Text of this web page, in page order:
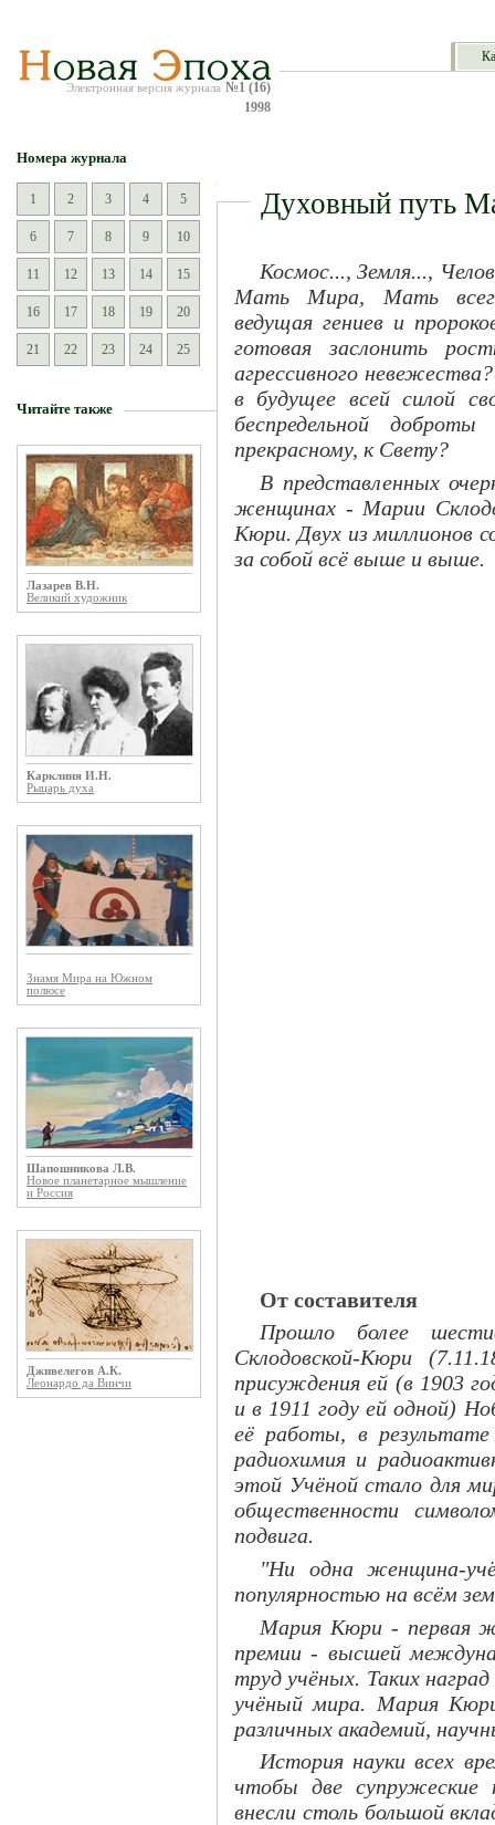
Электронная версия журнала №1 (16)
1998
Номера журнала
1 2 3 4 5
6 7 8 9 10
11 12 13 14 15
16 17 18 19 20
21 22 23 24 25
Читайте также
Лазарев В.Н.
Великий художник
Карклиня И.Н.
Рыцарь духа
Знамя Мира на Южном
полюсе
Шапошникова Л.В.
Новое планетарное мышление
и Россия
Дживелегов А.К.
Леонардо да Винчи
Духовный путь
Космос..., Земля...,
Мать Мира, Мать всего
ведущая гениев и
готовая заслонить
агрессивного
в будущее всей силой
беспредельной
прекрасному, к Свету?
В представленных
женщинах - Марии
Кюри. Двух из миллионов
за собой всё выше и выше.
От составителя
Прошло более
Склодовской-Кюри
присуждения ей (в 1903
и в 1911 году ей одной)
её работы, в
радиохимия и
этой Учёной стало для
общественности
подвига.
"Ни одна женщина-
популярностью на всём
Мария Кюри - первая
премии - высшей
труд учёных. Таких
учёный мира. Мария
различных академий,
История науки всех
чтобы две супружеские
внесли столь большой